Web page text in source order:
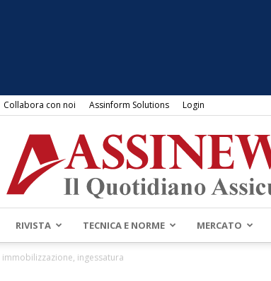
Collabora con noi Assinform Solutions Login
Assinews.it
RIVISTA TECNICA E NORME MERCATO
ingessatura